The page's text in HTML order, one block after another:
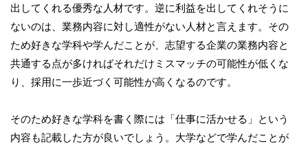
出してくれる優秀な人材です。逆に利益を出してくれそうに
ないのは、業務内容に対し適性がない人材と言えます。その
ため好きな学科や学んだことが、志望する企業の業務内容と
共通する点が多ければそれだけミスマッチの可能性が低くな
り、採用に一歩近づく可能性が高くなるのです。
そのため好きな学科を書く際には「仕事に活かせる」という
内容も記載した方が良いでしょう。大学などで学んだことが